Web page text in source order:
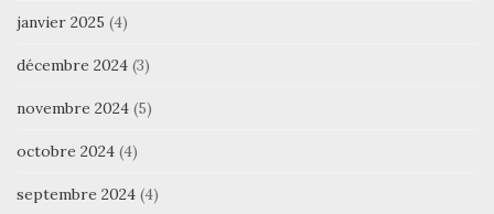
janvier 2025 (4)
décembre 2024 (3)
novembre 2024 (5)
octobre 2024 (4)
septembre 2024 (4)